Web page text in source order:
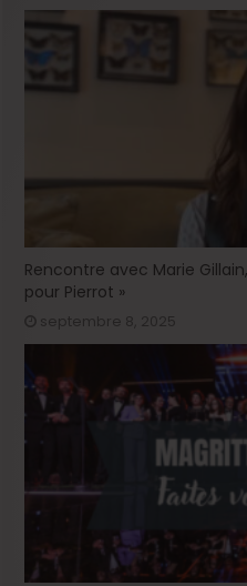
Rencontre avec Marie
pour Pierrot »
septembre 8, 2025